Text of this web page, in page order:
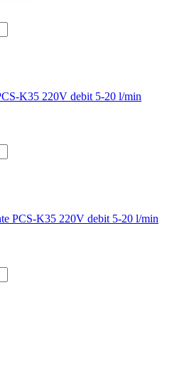
K35 220V debit 5-20 l/min
PCS-K35 220V debit 5-20 l/min